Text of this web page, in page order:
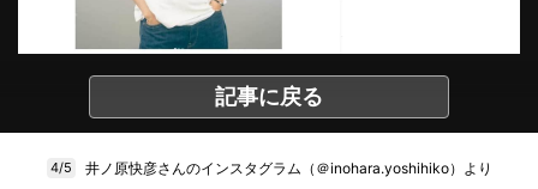
記事に戻る
4/5 井ノ原快彦さんのインスタグラム（＠inohara.yoshihiko）より